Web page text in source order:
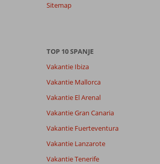
Sitemap
TOP 10 SPANJE
Vakantie Ibiza
Vakantie Mallorca
Vakantie El Arenal
Vakantie Gran Canaria
Vakantie Fuerteventura
Vakantie Lanzarote
Vakantie Tenerife